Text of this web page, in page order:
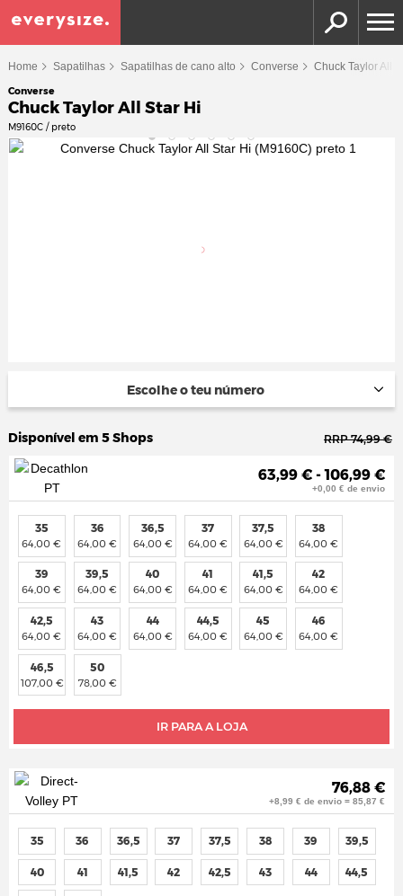
Home Sapatilhas Sapatilhas de cano alto Converse Chuck Taylor All
Converse
Chuck Taylor All Star Hi
M9160C / preto
Escolhe o teu número
Disponível em 5 Shops RRP 74,99 €
63,99 € - 106,99 €
+0,00 € de envio
IR PARA A LOJA
35
64,00 €
36
64,00 €
36,5
64,00 €
37
64,00 €
37,5
64,00 €
38
64,00 €
39
64,00 €
39,5
64,00 €
40
64,00 €
41
64,00 €
41,5
64,00 €
42
64,00 €
42,5
64,00 €
43
64,00 €
44
64,00 €
44,5
64,00 €
45
64,00 €
46
64,00 €
46,5
107,00 €
50
78,00 €
76,88 €
+8,99 € de envio = 85,87 €
35 36 36,5 37 37,5 38 39 39,5
40 41 41,5 42 42,5 43 44 44,5